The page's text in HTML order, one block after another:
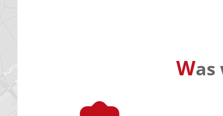
Was